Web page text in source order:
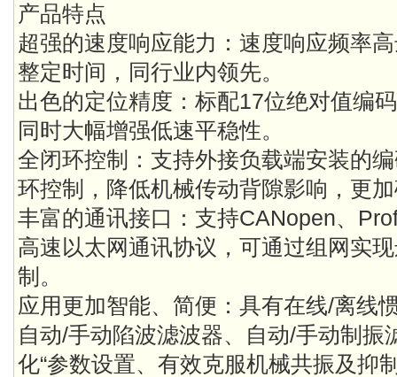
产品特点
超强的速度响应能力：速度响应频率
整定时间，同行业内领先。
出色的定位精度：标配17位绝对值编
同时大幅增强低速平稳性。
全闭环控制：支持外接负载端安装的
环控制，降低机械传动背隙影响，更
丰富的通讯接口：支持CANopen、
高速以太网通讯协议，可通过组网实
制。
应用更加智能、简便：具有在线/离线
自动/手动陷波滤波器、自动/手动制振
化“参数设置、有效克服机械共振及抑